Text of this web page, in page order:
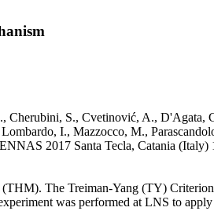
Cherubini, S., Cvetinović, A.,
I., Mazzocco, M.,
2017 Santa Tecla, Catania (Italy)
(THM). The Treiman-Yang (TY)
was performed at LNS to